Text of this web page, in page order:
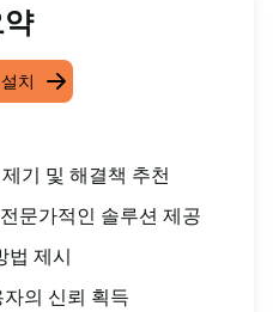
치
기 및 해결책 추천
문가적인 솔루션 제공
법 제시
의 신뢰 획득